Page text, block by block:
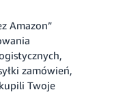
Amazon”
zamówień,
Twoje